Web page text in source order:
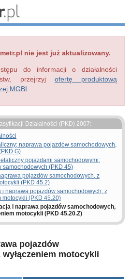
nie jest już aktualizowany.
do informacji o działalności
przejrzyj ofertę produktową
MGBI
Działalności (PKD) 2007:
naprawa pojazdów samochodowych,
G)
pojazdami samochodowymi;
samochodowych (PKD 45)
pojazdów samochodowych, z
(PKD 45.2)
i naprawa pojazdów samochodowych, z
motocykli (PKD 45.20)
i naprawa pojazdów samochodowych,
motocykli (PKD 45.20.Z)
pojazdów
motocykli